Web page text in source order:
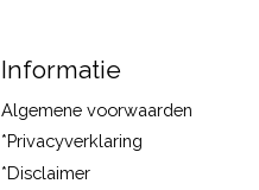
Informatie
Algemene voorwaarden
*Privacyverklaring
*Disclaimer